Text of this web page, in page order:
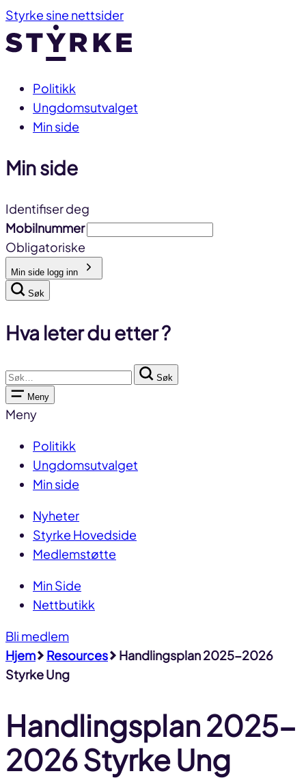
Gå
til
innhold
Styrke sine nettsider
Politikk
Ungdomsutvalget
Min side
Min side
Identifiser deg
Mobilnummer
Obligatoriske
Min side logg inn
Søk
Hva leter du etter ?
Søk
etter:
Søk
Meny
Meny
Politikk
Ungdomsutvalget
Min side
Nyheter
Styrke Hovedside
Medlemstøtte
Min Side
Nettbutikk
Bli medlem
Hjem
Resources
Handlingsplan 2025-2026
Styrke Ung
Handlingsplan 2025-
2026 Styrke Ung